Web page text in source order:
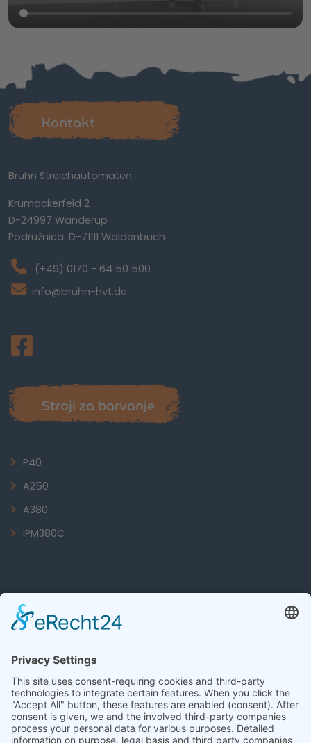
Kontakt
Bruhn Streichautomaten
Krumackerfeld 2
D-24997 Wanderup
Podružnica: D-71111 Waldenbuch
(+49) 0170 - 64 50 500
info@bruhn-hvt.de
Stroji za barvanje
P40
A250
A380
IPM380C
Informacije
Kontakt